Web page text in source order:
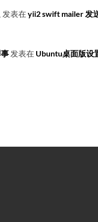
发表在 yii2 swift mailer 发
发表在 Ubuntu桌面版设